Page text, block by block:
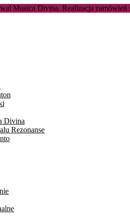
Musica Divina. Realizacja
Divina
Rezonanse